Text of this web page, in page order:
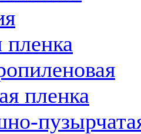
пленка
пленка